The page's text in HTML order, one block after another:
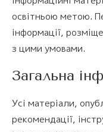
освітньою метою.
інформації,
з цими умовами.
Загальна
Усі матеріали,
рекомендації,